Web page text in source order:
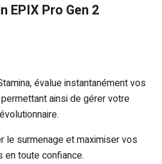
EPIX Pro Gen 2
évalue instantanément vos
ainsi de gérer votre
le surmenage et maximiser vos
toute confiance.